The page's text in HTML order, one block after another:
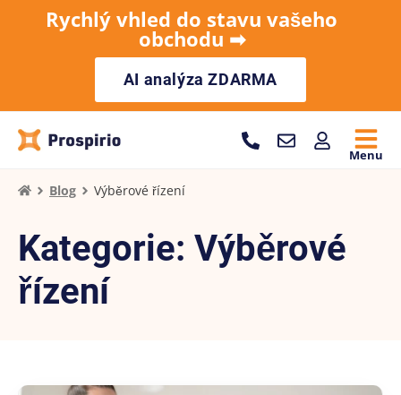
Rychlý vhled do stavu vašeho
obchodu ➡︎
AI analýza ZDARMA
Menu
Blog Výběrové řízení
Kategorie: Výběrové
řízení